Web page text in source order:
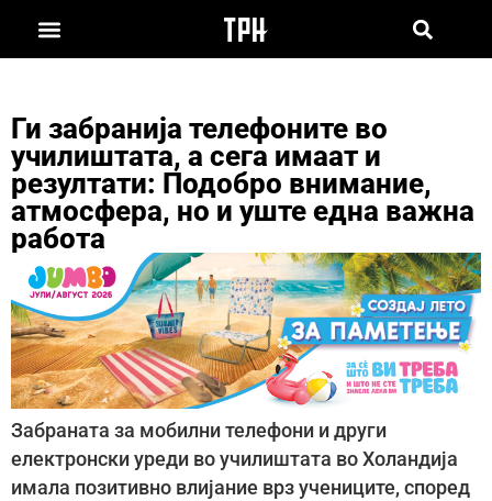
Ги забранија телефоните во
училиштата, а сега имаат и
резултати: Подобро внимание,
атмосфера, но и уште една важна
работа
Забраната за мобилни телефони и други
електронски уреди во училиштата во Холандија
имала позитивно влијание врз учениците, според